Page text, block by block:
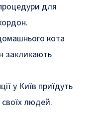
для
кота
закликають
у Київ приїдуть
людей.